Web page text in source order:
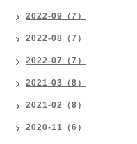
2022-09（7）
2022-08（7）
2022-07（7）
2021-03（8）
2021-02（8）
2020-11（6）